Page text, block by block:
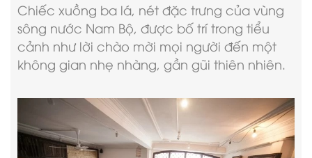
Chiếc xuồng ba lá, nét đặc trưng của vùng
sông nước Nam Bộ, được bố trí trong tiểu
cảnh như lời chào mời mọi người đến một
không gian nhẹ nhàng, gần gũi thiên nhiên.